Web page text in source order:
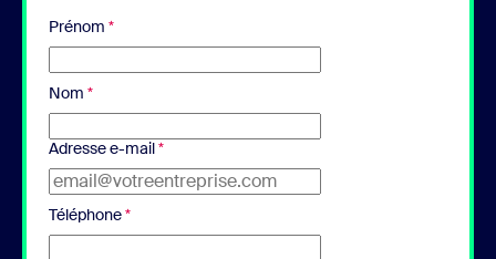
Prénom *
Nom *
Adresse e-mail*
Téléphone*